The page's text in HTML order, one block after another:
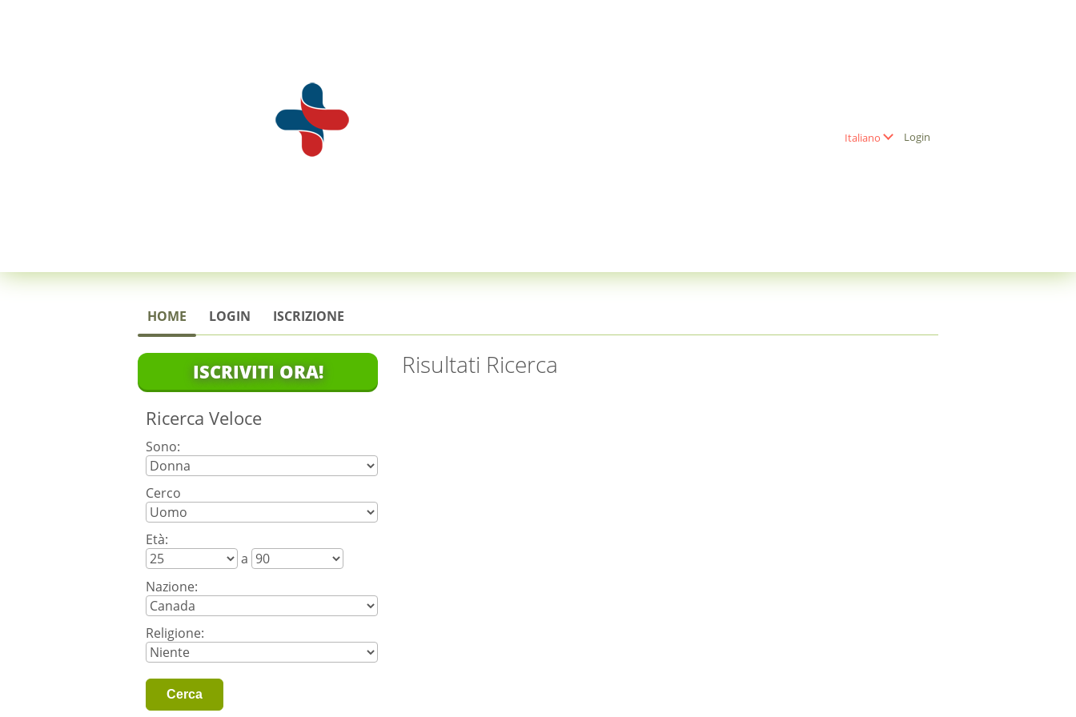
Italiano Login
HOME LOGIN ISCRIZIONE
ISCRIVITI ORA!
Ricerca Veloce
Sono:
Cerco
Età:
a
Nazione:
Religione:
Risultati Ricerca